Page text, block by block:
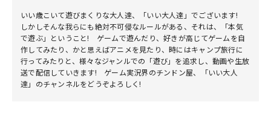
いい歳こいて遊びまくりな大人達、「いい大人達」でございます!
しかしそんな我らにも絶対不可侵なルールがある、それは、「本気
で遊ぶ」ということ! ゲームで遊んだり、好きが高じてゲームを自
作してみたり、かと思えばアニメを見たり、時にはキャンプ旅行に
行ってみたりと、様々なジャンルでの「遊び」を追求し、動画や生放
送で配信していきます! ゲーム実況界のチンドン屋、「いい大人
達」のチャンネルをどうぞよろしく!